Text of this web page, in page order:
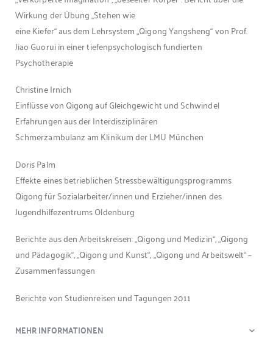
Wirkung der Übung „Stehen wie
eine Kiefer“ aus dem Lehrsystem „Qigong Yangsheng“ von Prof.
Jiao Guorui in einer tiefenpsychologisch fundierten
Psychotherapie
Christine Irnich
Einflüsse von Qigong auf Gleichgewicht und Schwindel
Erfahrungen aus der Interdisziplinären
Schmerzambulanz am Klinikum der LMU München
Doris Palm
Effekte eines betrieblichen Stressbewältigungsprogramms
Qigong für Sozialarbeiter/innen und Erzieher/innen des
Jugendhilfezentrums Oldenburg
Berichte aus den Arbeitskreisen: „Qigong und Medizin“, „Qigong
und Pädagogik“, „Qigong und Kunst“, „Qigong und Arbeitswelt“ –
Zusammenfassungen
Berichte von Studienreisen und Tagungen 2011
MEHR INFORMATIONEN